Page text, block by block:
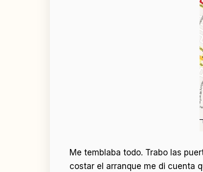
Me temblaba todo. Trabo las
costar el arranque me di cuenta